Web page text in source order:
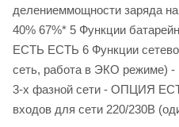
делениеммощности заряда
40% 67%* 5 Функции
ЕСТЬ ЕСТЬ 6 Функции
сеть, работа в ЭКО
3-х фазной сети - ОПЦИЯ
входов для сети 220/230В